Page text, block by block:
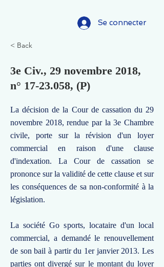
Se connecter
< Back
3e Civ., 29 novembre 2018,
n° 17-23.058, (P)
La décision de la Cour de cassation du 29
novembre 2018, rendue par la 3e Chambre
civile, porte sur la révision d'un loyer
commercial en raison d'une clause
d'indexation. La Cour de cassation se
prononce sur la validité de cette clause et sur
les conséquences de sa non-conformité à la
législation.
La société Go sports, locataire d'un local
commercial, a demandé le renouvellement
de son bail à partir du 1er janvier 2013. Les
parties ont divergé sur le montant du loyer